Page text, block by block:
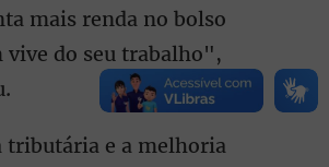
mais renda no bolso
vive do seu trabalho",
tributária e a melhoria